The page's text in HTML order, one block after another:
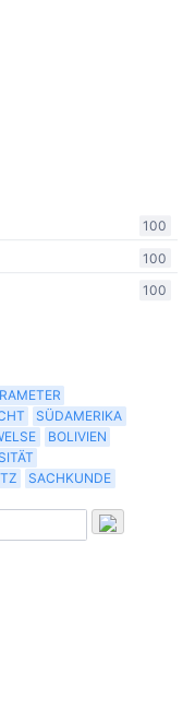
100
100
100
SÜDAMERIKA
BOLIVIEN
SACHKUNDE